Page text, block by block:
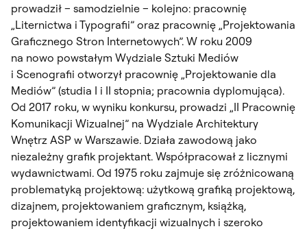
prowadził – samodzielnie – kolejno: pracownię
„Liternictwa i Typografii” oraz pracownię „Projektowania
Graficznego Stron Internetowych”. W roku 2009
na nowo powstałym Wydziale Sztuki Mediów
i Scenografii otworzył pracownię „Projektowanie dla
Mediów” (studia I i II stopnia; pracownia dyplomująca).
Od 2017 roku, w wyniku konkursu, prowadzi „II Pracownię
Komunikacji Wizualnej” na Wydziale Architektury
Wnętrz ASP w Warszawie. Działa zawodową jako
niezależny grafik projektant. Współpracował z licznymi
wydawnictwami. Od 1975 roku zajmuje się zróżnicowaną
problematyką projektową: użytkową grafiką projektową,
dizajnem, projektowaniem graficznym, książką,
projektowaniem identyfikacji wizualnych i szeroko